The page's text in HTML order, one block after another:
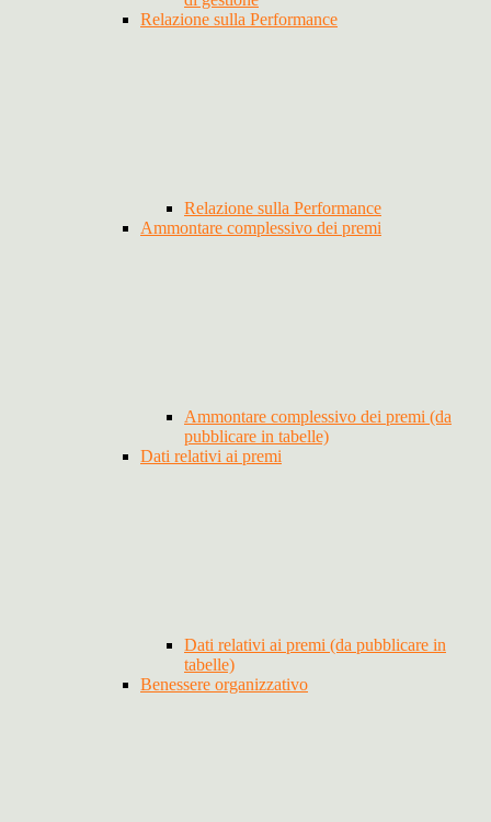
Relazione sulla Performance
Relazione sulla Performance
Ammontare complessivo dei premi
Ammontare complessivo dei premi (da
pubblicare in tabelle)
Dati relativi ai premi
Dati relativi ai premi (da pubblicare in
tabelle)
Benessere organizzativo